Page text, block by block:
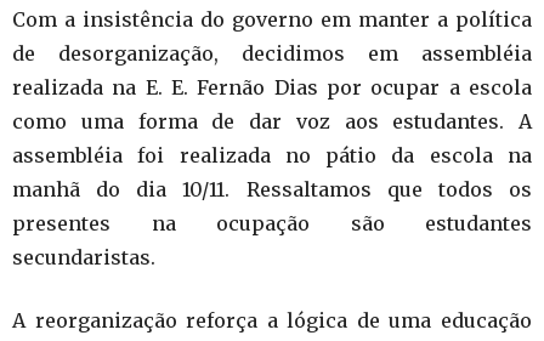
Com a insistência do governo em manter a política
de desorganização, decidimos em assembléia
realizada na E. E. Fernão Dias por ocupar a escola
como uma forma de dar voz aos estudantes. A
assembléia foi realizada no pátio da escola na
manhã do dia 10/11. Ressaltamos que todos os
presentes na ocupação são estudantes
secundaristas.
A reorganização reforça a lógica de uma educação